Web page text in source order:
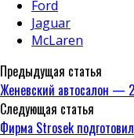
Ford
Jaguar
McLaren
Предыдущая статья
Женевский автосалон —
Следующая статья
Фирма Strosek